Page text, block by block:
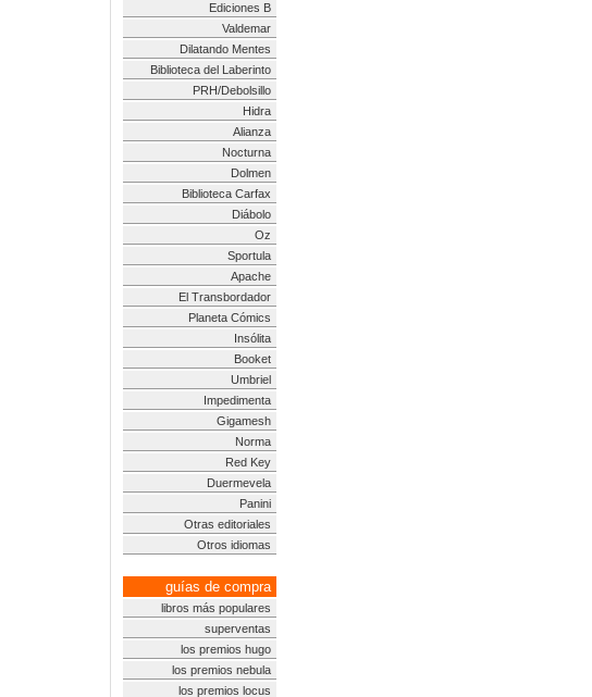
Ediciones B
Valdemar
Dilatando Mentes
Biblioteca del Laberinto
PRH/Debolsillo
Hidra
Alianza
Nocturna
Dolmen
Biblioteca Carfax
Diábolo
Oz
Sportula
Apache
El Transbordador
Planeta Cómics
Insólita
Booket
Umbriel
Impedimenta
Gigamesh
Norma
Red Key
Duermevela
Panini
Otras editoriales
Otros idiomas
guías de compra
libros más populares
superventas
los premios hugo
los premios nebula
los premios locus